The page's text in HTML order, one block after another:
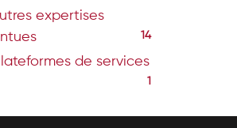
expertises
14
de services
1